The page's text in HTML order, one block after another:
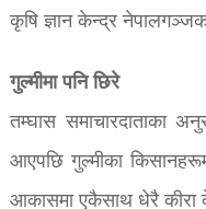
कृषि ज्ञान केन्द्र
गुल्मीमा पनि छिरे
तम्घास समाचारदाताका
आएपछि गुल्मीका
आकासमा एकैसाथ धेरै कीरा